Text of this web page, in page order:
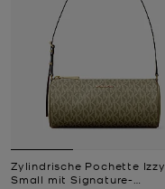
Zylindrische Pochette Izzy
Small mit Signature-